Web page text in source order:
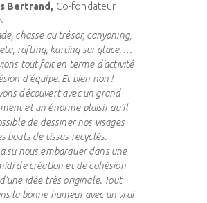
Bertrand, Co-fondateur
chasse au trésor, canyoning,
rafting, karting sur glace, …
tout fait en terme d’activité
d’équipe. Et bien non !
découvert avec un grand
et un énorme plaisir qu’il
de dessiner nos visages
bouts de tissus recyclés.
su nous embarquer dans une
de création et de cohésion
idée très originale. Tout
la bonne humeur avec un vrai